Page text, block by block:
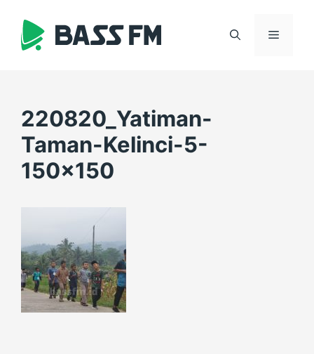
content
Menu
220820_Yatiman-
Taman-Kelinci-5-
150×150